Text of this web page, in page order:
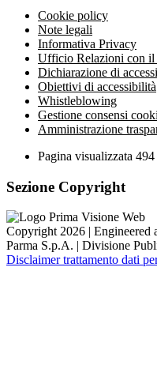
Cookie policy
Note legali
Informativa Privacy
Ufficio Relazioni con il
Dichiarazione di
Obiettivi di accessibilità
Whistleblowing
Gestione consensi
Amministrazione
Pagina visualizzata 494
Sezione Copyright
Copyright 2026 | Engineered
Parma S.p.A. | Divisione
Disclaimer trattamento dati